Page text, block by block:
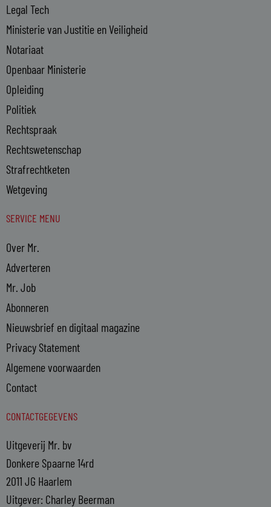
Legal Tech
Ministerie van Justitie en Veiligheid
Notariaat
Openbaar Ministerie
Opleiding
Politiek
Rechtspraak
Rechtswetenschap
Strafrechtketen
Wetgeving
SERVICE MENU
Over Mr.
Adverteren
Mr. Job
Abonneren
Nieuwsbrief en digitaal magazine
Privacy Statement
Algemene voorwaarden
Contact
CONTACTGEGEVENS
Uitgeverij Mr. bv
Donkere Spaarne 14rd
2011 JG Haarlem
Uitgever: Charley Beerman